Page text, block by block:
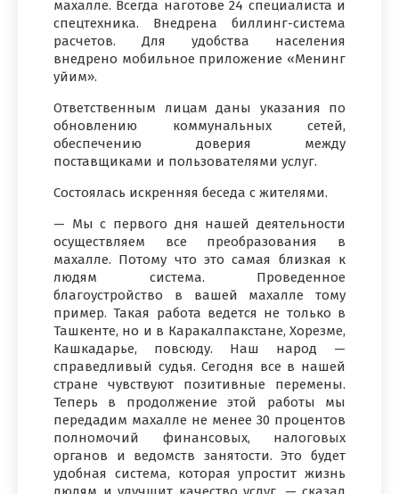
махалле. Всегда наготове 24 специалиста и
спецтехника. Внедрена ​​биллинг-система
расчетов. Для удобства населения
внедрено мобильное приложение «Менинг
уйим».
Ответственным лицам даны указания по
обновлению коммунальных сетей,
обеспечению доверия между
поставщиками и пользователями услуг.
Состоялась искренняя беседа с жителями.
— Мы с первого дня нашей деятельности
осуществляем все преобразования в
махалле. Потому что это самая близкая к
людям система. Проведенное
благоустройство в вашей махалле тому
пример. Такая работа ведется не только в
Ташкенте, но и в Каракалпакстане, Хорезме,
Кашкадарье, повсюду. Наш народ —
справедливый судья. Сегодня все в нашей
стране чувствуют позитивные перемены.
Теперь в продолжение этой работы мы
передадим махалле не менее 30 процентов
полномочий финансовых, налоговых
органов и ведомств занятости. Это будет
удобная система, которая упростит жизнь